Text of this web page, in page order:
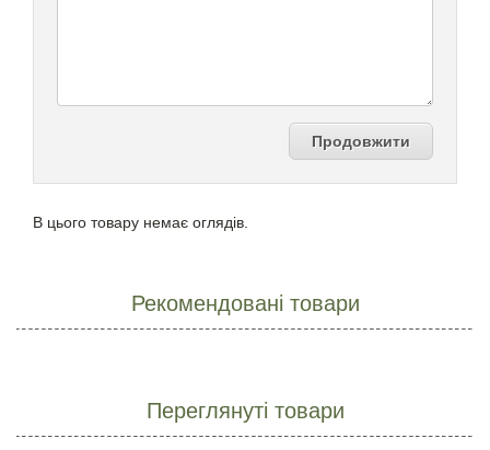
Продовжити
В цього товару немає оглядів.
Рекомендовані товари
Переглянуті товари